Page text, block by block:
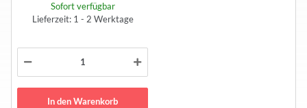
Sofort verfügbar
Lieferzeit: 1 - 2 Werktage
In den Warenkorb